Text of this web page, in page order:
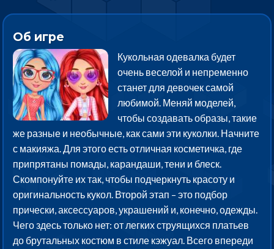
Об игре
Кукольная одевалка будет
очень веселой и непременно
станет для девочек самой
любимой. Меняй моделей,
чтобы создавать образы, такие
же разные и необычные, как сами эти куколки. Начните
с макияжа. Для этого есть отличная косметичка, где
припрятаны помады, карандаши, тени и блеск.
Скомпонуйте их так, чтобы подчеркнуть красоту и
оригинальность кукол. Второй этап – это подбор
прически, аксессуаров, украшений и, конечно, одежды.
Чего здесь только нет: от легких струящихся платьев
до брутальных костюм в стиле кэжуал. Всего впереди